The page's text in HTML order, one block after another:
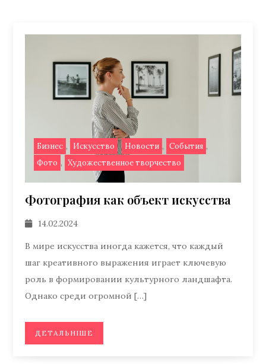
Бизнес , Искусство , Новости , События ,
Фото , Художественное творчество
Фотография как объект искусства
14.02.2024
В мире искусства иногда кажется, что каждый
шаг креативного выражения играет ключевую
роль в формировании культурного ландшафта.
Однако среди огромной […]
ДЕТАЛЬНІШЕ